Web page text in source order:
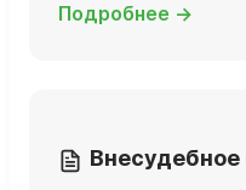
Подробнее →
Внесудебное